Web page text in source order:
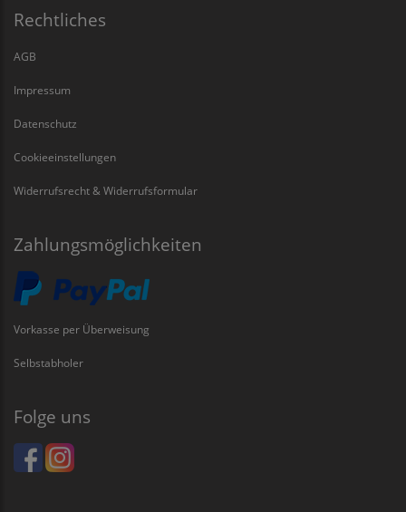
Rechtliches
AGB
Impressum
Datenschutz
Cookieeinstellungen
Widerrufsrecht & Widerrufsformular
Zahlungsmöglichkeiten
Vorkasse per Überweisung
Selbstabholer
Folge uns